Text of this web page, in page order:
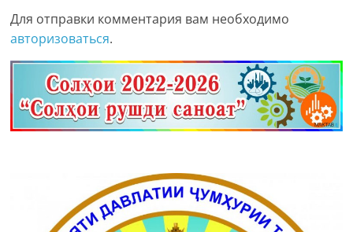
Для отправки комментария вам необходимо
авторизоваться.